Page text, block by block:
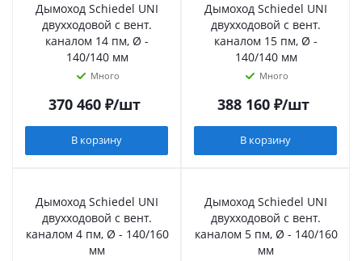
Дымоход Schiedel UNI
двухходовой с вент.
каналом 14 пм, Ø -
140/140 мм
Много
370 460₽/шт
В корзину
Дымоход Schiedel UNI
двухходовой с вент.
каналом 15 пм, Ø -
140/140 мм
Много
388 160₽/шт
В корзину
Дымоход Schiedel UNI
двухходовой с вент.
каналом 4 пм, Ø - 140/160
мм
Дымоход Schiedel UNI
двухходовой с вент.
каналом 5 пм, Ø - 140/160
мм